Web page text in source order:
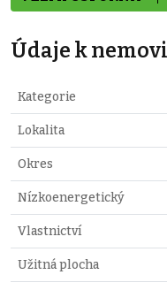
Údaje k
Kategorie
Lokalita
Okres
Nízkoenergetický
Vlastnictví
Užitná plocha